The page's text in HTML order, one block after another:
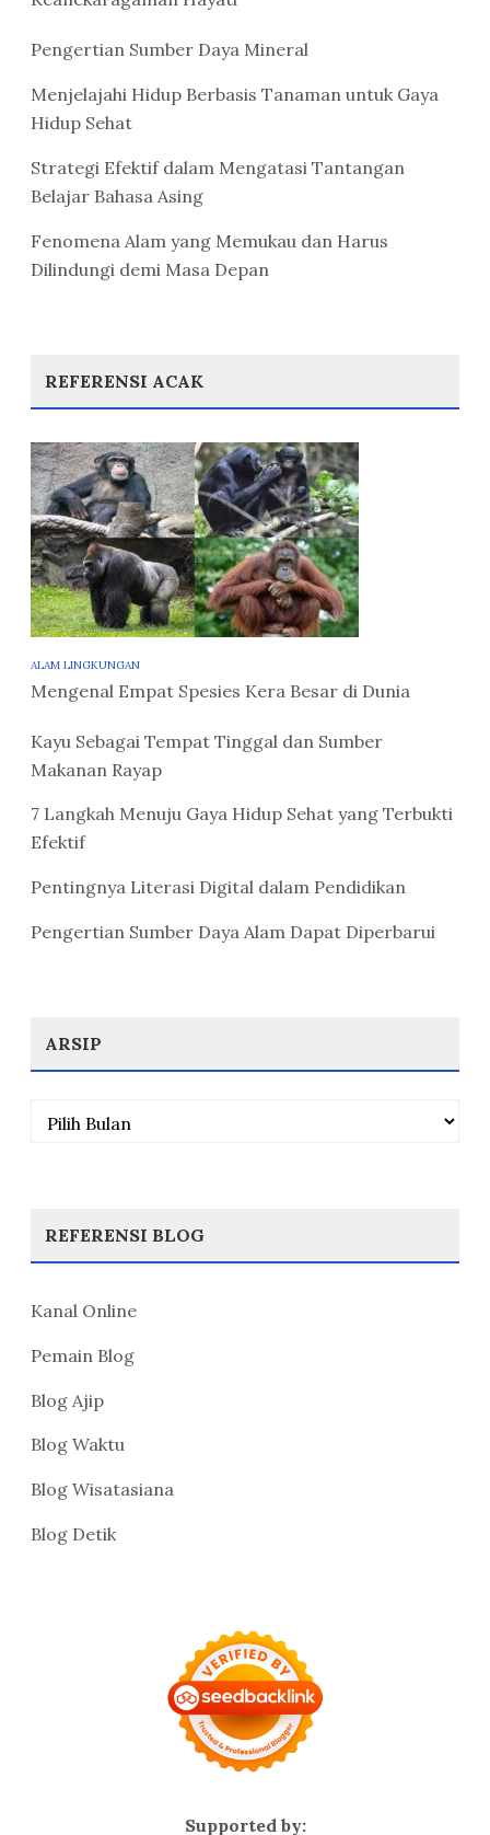
Pengertian Sumber Daya Mineral
Menjelajahi Hidup Berbasis Tanaman untuk Gaya
Hidup Sehat
Strategi Efektif dalam Mengatasi Tantangan
Belajar Bahasa Asing
Fenomena Alam yang Memukau dan Harus
Dilindungi demi Masa Depan
REFERENSI ACAK
ALAM LINGKUNGAN
Mengenal Empat Spesies Kera Besar di Dunia
Kayu Sebagai Tempat Tinggal dan Sumber
Makanan Rayap
7 Langkah Menuju Gaya Hidup Sehat yang Terbukti
Efektif
Pentingnya Literasi Digital dalam Pendidikan
Pengertian Sumber Daya Alam Dapat Diperbarui
ARSIP
Arsip
REFERENSI BLOG
Kanal Online
Pemain Blog
Blog Ajip
Blog Waktu
Blog Wisatasiana
Blog Detik
Supported by: